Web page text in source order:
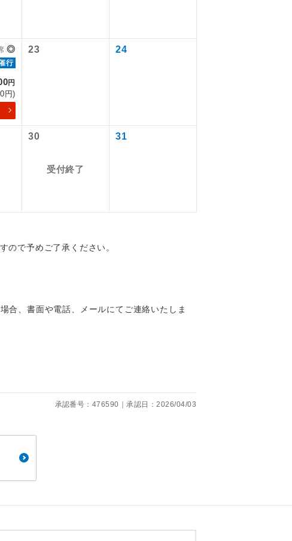
◎
行
円
円)
23 24
30
受付終了
31
ので予めご了承ください。
合、書面や電話、メールにてご連絡いたしま
承認番号：476590｜承認日：2026/04/03
産を訪ねるコー
ます。
。
とても便利で